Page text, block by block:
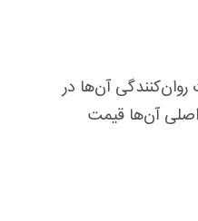
آن‌ها در
مزیت اصلی آن‌ها قیمت